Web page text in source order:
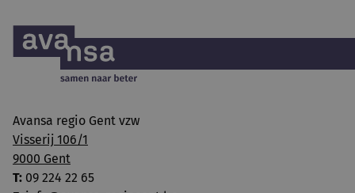
Avansa regio Gent vzw
Visserij 106/1
9000 Gent
T: 09 224 22 65